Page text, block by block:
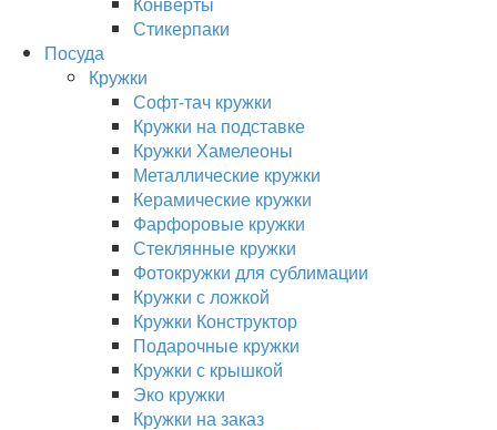
Стикерпаки
Посуда
Кружки
Софт-тач кружки
Кружки на подставке
Кружки Хамелеоны
Металлические кружки
Керамические кружки
Фарфоровые кружки
Стеклянные кружки
Фотокружки для сублимации
Кружки с ложкой
Кружки Конструктор
Подарочные кружки
Кружки с крышкой
Эко кружки
Кружки на заказ